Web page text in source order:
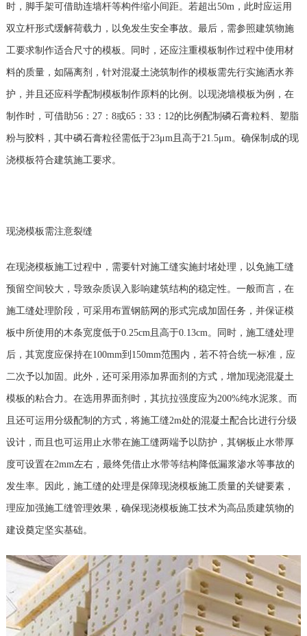
时，脚手架可借助连墙杆等构件缩小间距。若超出50m，此时应运用
双立杆形式缓解荷载力，以免发生安全事故。最后，需参照建筑物施
工要求制作适合尺寸的模板。同时，还应注重模板制作过程中使用材
料的质量，如隔离剂，针对混凝土浇筑制作的模板需先行实施洒水养
护，并且还应科学配制模板制作原料的比例。以现浇墙模板为例，在
制作时，可借助56：27：8或65：33：12的比例配制磷石膏粒料、塑脂
粉与胶料，其中磷石膏粒径需低于23μm且高于21.5μm。确保制成的现
浇模板符合建筑施工要求。
现浇模板需注意裂缝
在现浇模板施工过程中，需要针对施工缝实施封堵处理，以免施工缝
预留空间较大，导致杂质误入影响建筑结构的稳定性。一般而言，在
施工缝处理阶段，可采用布置钢筋网的形式完成加固任务，并保证模
板中所使用的木条宽度低于0.25cm且高于0.13cm。同时，施工缝处理
后，其宽度应保持在100mm到150mm范围内，若不符合统一标准，应
二次予以加固。此外，还可采用添加界面剂的方式，增加现浇混凝土
模板的粘合力。在选用界面剂时，其抗拉强度应为200%纯水泥浆。而
且还可运用分级配制的方式，将施工缝2m处的混凝土配合比进行分级
设计，而且也可运用止水带在施工缝两端予以防护，其钢板止水带厚
度可设置在2mm左右，最终凭借止水带等结构降低漏浆渗水等事故的
发生率。因此，施工缝的处理是保障现浇模板施工质量的关键要素，
理应加强施工缝管理效果，确保现浇模板施工技术为高品质建筑物的
建设奠定坚实基础。